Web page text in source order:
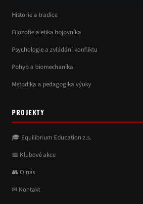
Historie a tradice
Filozofie a etika bojovníka
Psychologie a zvládání konfliktu
Pohyb a biomechanika
Metodika a pedagogika výuky
PROJEKTY
🎓 Equilibrium Education z.s.
📅 Klubové akce
👥 O nás
✉ Kontakt